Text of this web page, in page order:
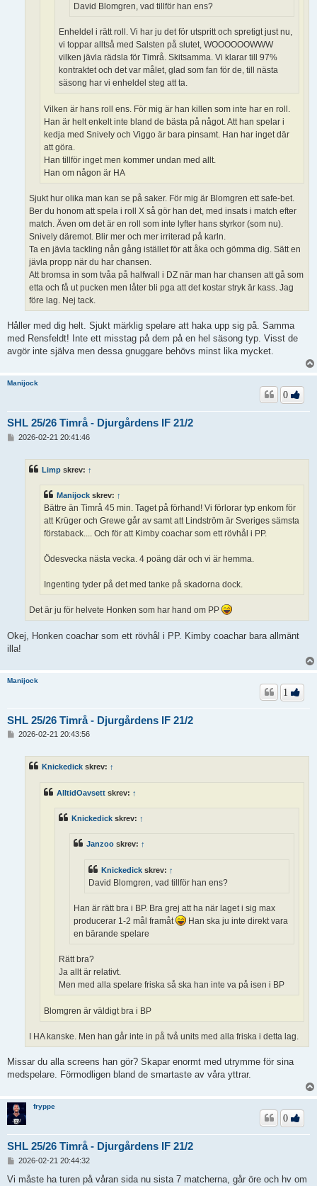
David Blomgren, vad tillför han ens?
Enheldel i rätt roll. Vi har ju det för utspritt och spretigt just nu,
vi toppar alltså med Salsten på slutet, WOOOOOOWWW
vilken jävla rädsla för Timrå. Skitsamma. Vi klarar till 97%
kontraktet och det var målet, glad som fan för de, till nästa
säsong har vi enheldel steg att ta.
Vilken är hans roll ens. För mig är han killen som inte har en roll.
Han är helt enkelt inte bland de bästa på något. Att han spelar i
kedja med Snively och Viggo är bara pinsamt. Han har inget där
att göra.
Han tillför inget men kommer undan med allt.
Han om någon är HA
Sjukt hur olika man kan se på saker. För mig är Blomgren ett safe-bet.
Ber du honom att spela i roll X så gör han det, med insats i match efter
match. Även om det är en roll som inte lyfter hans styrkor (som nu).
Snively däremot. Blir mer och mer irriterad på karln.
Ta en jävla tackling nån gång istället för att åka och gömma dig. Sätt en
jävla propp när du har chansen.
Att bromsa in som tvåa på halfwall i DZ när man har chansen att gå som
etta och få ut pucken men låter bli pga att det kostar stryk är kass. Jag
före lag. Nej tack.
Håller med dig helt. Sjukt märklig spelare att haka upp sig på. Samma
med Rensfeldt! Inte ett misstag på dem på en hel säsong typ. Visst de
avgör inte själva men dessa gnuggare behövs minst lika mycket.
Manijock
SHL 25/26 Timrå - Djurgårdens IF 21/2
0
2026-02-21 20:41:46
Limp skrev: ↑
Manijock skrev: ↑
Bättre än Timrå 45 min. Taget på förhand! Vi förlorar typ enkom för
att Krüger och Grewe går av samt att Lindström är Sveriges sämsta
förstaback.... Och för att Kimby coachar som ett rövhål i PP.
Ödesvecka nästa vecka. 4 poäng där och vi är hemma.
Ingenting tyder på det med tanke på skadorna dock.
Det är ju för helvete Honken som har hand om PP
Okej, Honken coachar som ett rövhål i PP. Kimby coachar bara allmänt
illa!
Manijock
SHL 25/26 Timrå - Djurgårdens IF 21/2
1
2026-02-21 20:43:56
Knickedick skrev: ↑
AlltidOavsett skrev: ↑
Knickedick skrev: ↑
Janzoo skrev: ↑
Knickedick skrev: ↑
David Blomgren, vad tillför han ens?
Han är rätt bra i BP. Bra grej att ha när laget i sig max
producerar 1-2 mål framåt
Han ska ju inte direkt vara
en bärande spelare
Rätt bra?
Ja allt är relativt.
Men med alla spelare friska så ska han inte va på isen i BP
Blomgren är väldigt bra i BP
I HA kanske. Men han går inte in på två units med alla friska i detta lag.
Missar du alla screens han gör? Skapar enormt med utrymme för sina
medspelare. Förmodligen bland de smartaste av våra yttrar.
fryppe
SHL 25/26 Timrå - Djurgårdens IF 21/2
0
2026-02-21 20:44:32
Vi måste ha turen på våran sida nu sista 7 matcherna, går öre och hv om